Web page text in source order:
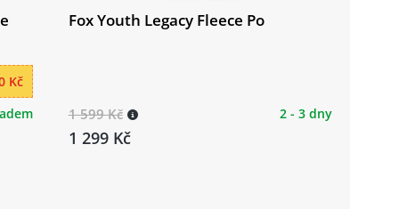
Kč
Fox Youth Legacy Fleece Po
1 599 Kč
1 299 Kč
2 - 3 dny